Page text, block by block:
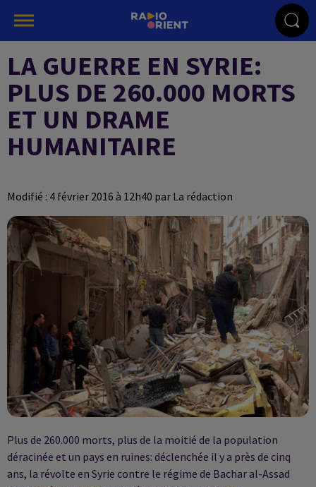
LA GUERRE EN SYRIE:
PLUS DE 260.000 MORTS
ET UN DRAME
HUMANITAIRE
Modifié : 4 février 2016 à 12h40 par La rédaction
Plus de 260.000 morts, plus de la moitié de la population
déracinée et un pays en ruines: déclenchée il y a près de cinq
ans, la révolte en Syrie contre le régime de Bachar al-Assad